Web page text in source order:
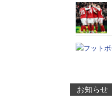
お知らせ